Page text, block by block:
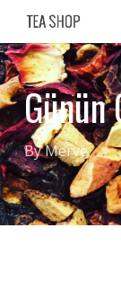
Skip
main
content
Günün
ByMerve